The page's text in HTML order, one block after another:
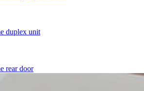
duplex unit
rear door